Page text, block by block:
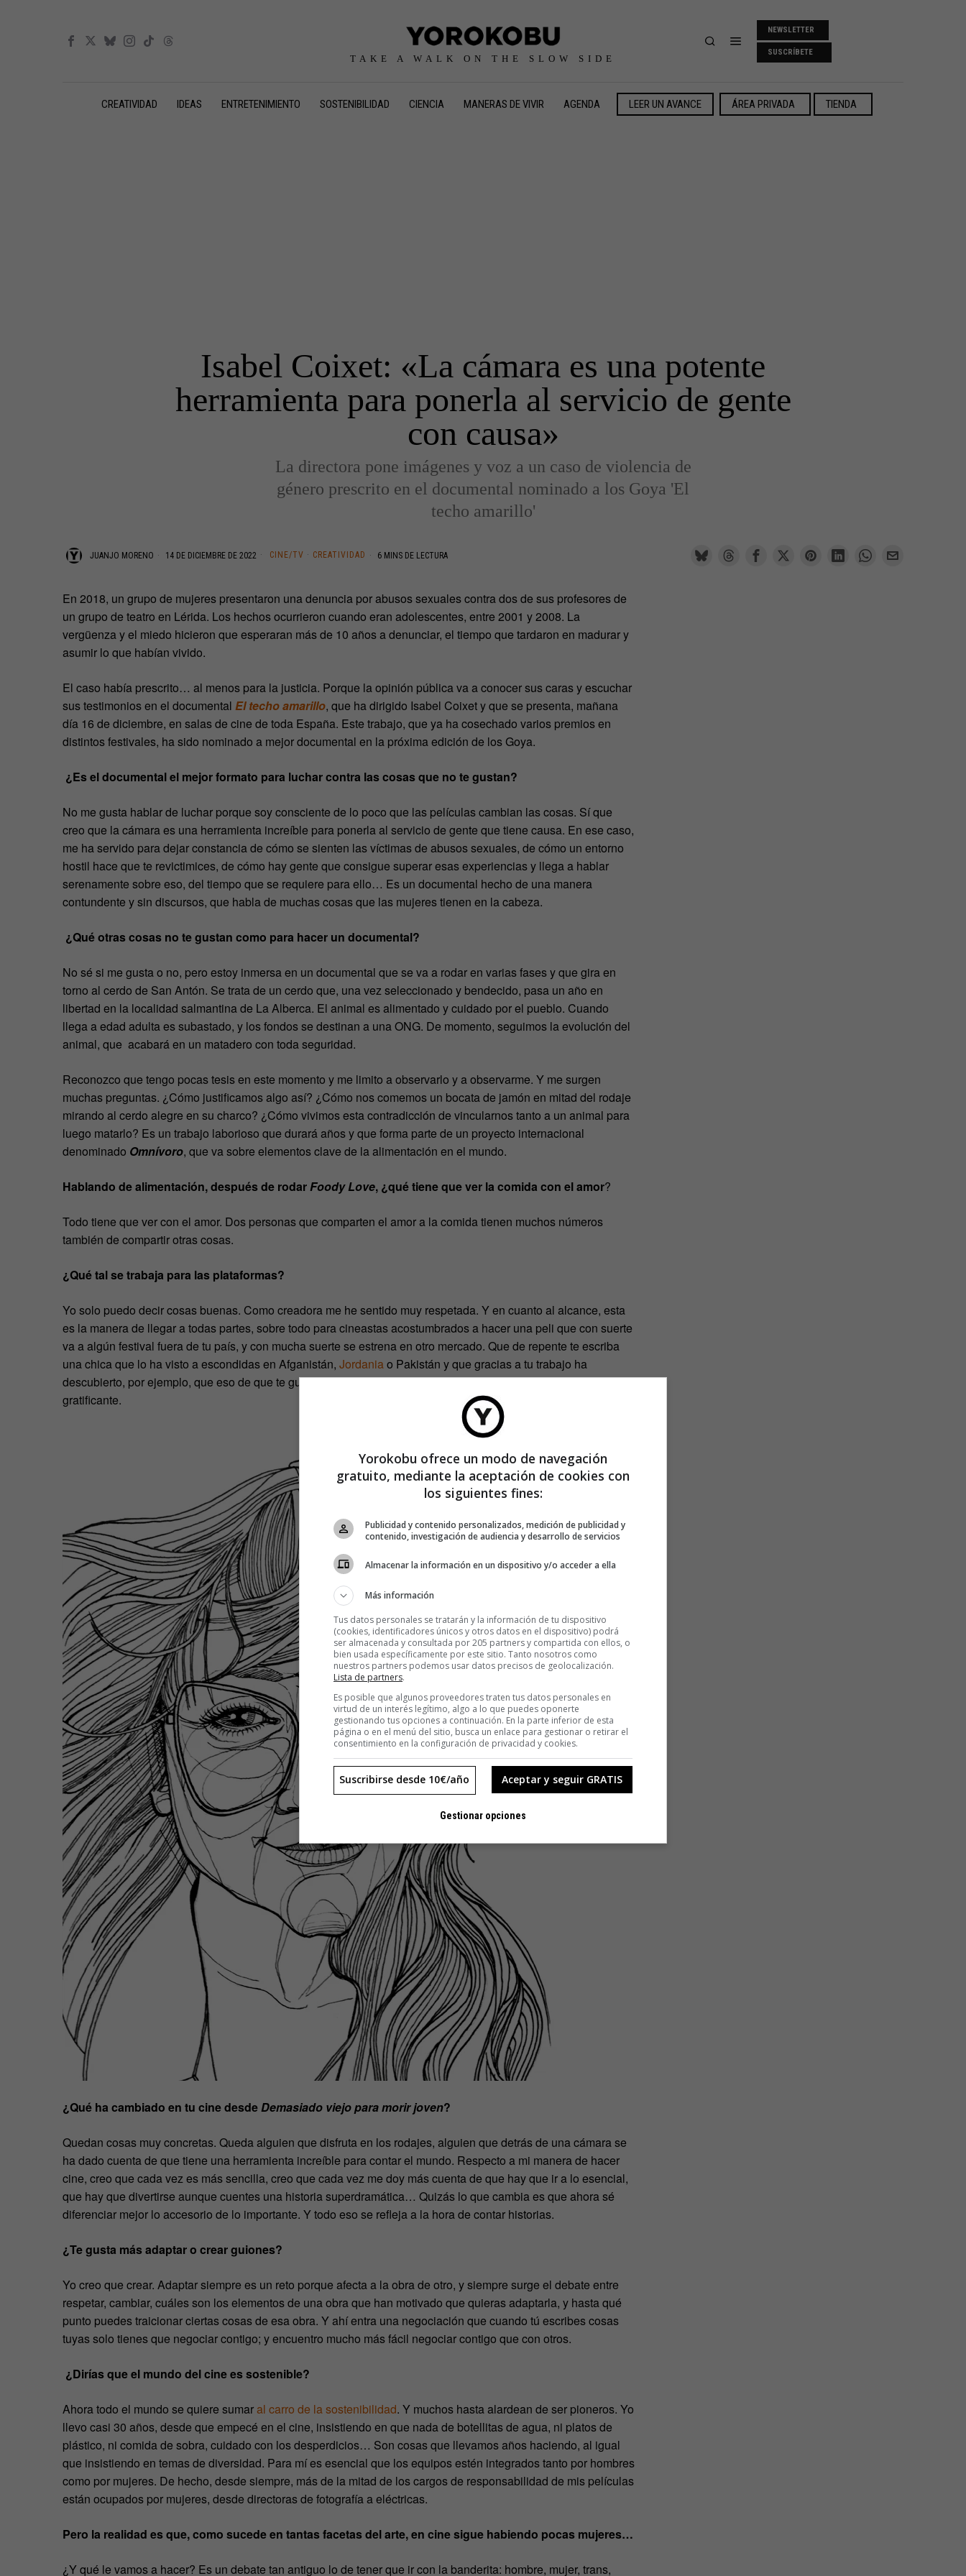
TAKE A WALK ON THE SLOW SIDE
NEWSLETTER
SUSCRÍBETE
CREATIVIDAD IDEAS ENTRETENIMIENTO SOSTENIBILIDAD CIENCIA MANERAS DE VIVIR AGENDA LEER UN AVANCE ÁREA PRIVADA TIENDA
Isabel Coixet: «La cámara es una potente
herramienta para ponerla al servicio de gente
con causa»
La directora pone imágenes y voz a un caso de violencia de
género prescrito en el documental nominado a los Goya 'El
techo amarillo'
JUANJO MORENO 14 DE DICIEMBRE DE 2022 CINE/TV · CREATIVIDAD 6 MINS DE LECTURA
En 2018, un grupo de mujeres presentaron una denuncia por abusos sexuales contra dos de sus profesores de
un grupo de teatro en Lérida. Los hechos ocurrieron cuando eran adolescentes, entre 2001 y 2008. La
vergüenza y el miedo hicieron que esperaran más de 10 años a denunciar, el tiempo que tardaron en madurar y
asumir lo que habían vivido.
El caso había prescrito… al menos para la justicia. Porque la opinión pública va a conocer sus caras y escuchar
sus testimonios en el documental El techo amarillo, que ha dirigido Isabel Coixet y que se presenta, mañana
día 16 de diciembre, en salas de cine de toda España. Este trabajo, que ya ha cosechado varios premios en
distintos festivales, ha sido nominado a mejor documental en la próxima edición de los Goya.
¿Es el documental el mejor formato para luchar contra las cosas que no te gustan?
No me gusta hablar de luchar porque soy consciente de lo poco que las películas cambian las cosas. Sí que
creo que la cámara es una herramienta increíble para ponerla al servicio de gente que tiene causa. En ese caso,
me ha servido para dejar constancia de cómo se sienten las víctimas de abusos sexuales, de cómo un entorno
hostil hace que te revictimices, de cómo hay gente que consigue superar esas experiencias y llega a hablar
serenamente sobre eso, del tiempo que se requiere para ello… Es un documental hecho de una manera
contundente y sin discursos, que habla de muchas cosas que las mujeres tienen en la cabeza.
¿Qué otras cosas no te gustan como para hacer un documental?
No sé si me gusta o no, pero estoy inmersa en un documental que se va a rodar en varias fases y que gira en
torno al cerdo de San Antón. Se trata de un cerdo que, una vez seleccionado y bendecido, pasa un año en
libertad en la localidad salmantina de La Alberca. El animal es alimentado y cuidado por el pueblo. Cuando
llega a edad adulta es subastado, y los fondos se destinan a una ONG. De momento, seguimos la evolución del
animal, que acabará en un matadero con toda seguridad.
Reconozco que tengo pocas tesis en este momento y me limito a observarlo y a observarme. Y me surgen
muchas preguntas. ¿Cómo justificamos algo así? ¿Cómo nos comemos un bocata de jamón en mitad del rodaje
mirando al cerdo alegre en su charco? ¿Cómo vivimos esta contradicción de vincularnos tanto a un animal para
luego matarlo? Es un trabajo laborioso que durará años y que forma parte de un proyecto internacional
denominado Omnívoro, que va sobre elementos clave de la alimentación en el mundo.
Hablando de alimentación, después de rodar Foody Love, ¿qué tiene que ver la comida con el amor?
Todo tiene que ver con el amor. Dos personas que comparten el amor a la comida tienen muchos números
también de compartir otras cosas.
¿Qué tal se trabaja para las plataformas?
Yo solo puedo decir cosas buenas. Como creadora me he sentido muy respetada. Y en cuanto al alcance, esta
es la manera de llegar a todas partes, sobre todo para cineastas acostumbrados a hacer una peli que con suerte
va a algún festival fuera de tu país, y con mucha suerte se estrena en otro mercado. Que de repente te escriba
una chica que lo ha visto a escondidas en Afganistán, Jordania o Pakistán y que gracias a tu trabajo ha
descubierto, por ejemplo, que eso de que te gusten las mujeres es una cosa normal en el mundo es muy
gratificante.
¿Qué ha cambiado en tu cine desde Demasiado viejo para morir joven?
Quedan cosas muy concretas. Queda alguien que disfruta en los rodajes, alguien que detrás de una cámara se
ha dado cuenta de que tiene una herramienta increíble para contar el mundo. Respecto a mi manera de hacer
cine, creo que cada vez es más sencilla, creo que cada vez me doy más cuenta de que hay que ir a lo esencial,
que hay que divertirse aunque cuentes una historia superdramática… Quizás lo que cambia es que ahora sé
diferenciar mejor lo accesorio de lo importante. Y todo eso se refleja a la hora de contar historias.
¿Te gusta más adaptar o crear guiones?
Yo creo que crear. Adaptar siempre es un reto porque afecta a la obra de otro, y siempre surge el debate entre
respetar, cambiar, cuáles son los elementos de una obra que han motivado que quieras adaptarla, y hasta qué
punto puedes traicionar ciertas cosas de esa obra. Y ahí entra una negociación que cuando tú escribes cosas
tuyas solo tienes que negociar contigo; y encuentro mucho más fácil negociar contigo que con otros.
¿Dirías que el mundo del cine es sostenible?
Ahora todo el mundo se quiere sumaral carro de la sostenibilidad. Y muchos hasta alardean de ser pioneros. Yo
llevo casi 30 años, desde que empecé en el cine, insistiendo en que nada de botellitas de agua, ni platos de
plástico, ni comida de sobra, cuidado con los desperdicios… Son cosas que llevamos años haciendo, al igual
que insistiendo en temas de diversidad. Para mí es esencial que los equipos estén integrados tanto por hombres
como por mujeres. De hecho, desde siempre, más de la mitad de los cargos de responsabilidad de mis películas
están ocupados por mujeres, desde directoras de fotografía a eléctricas.
Pero la realidad es que, como sucede en tantas facetas del arte, en cine sigue habiendo pocas mujeres…
¿Y qué le vamos a hacer? Es un debate tan antiguo lo de tener que ir con la banderita: hombre, mujer, trans,
Yorokobu ofrece un modo de navegación
gratuito, mediante la aceptación de cookies con
los siguientes fines:
Publicidad y contenido personalizados, medición de publicidad y
contenido, investigación de audiencia y desarrollo de servicios
Almacenar la información en un dispositivo y/o acceder a ella
Más información
Tus datos personales se tratarán y la información de tu dispositivo
(cookies, identificadores únicos y otros datos en el dispositivo) podrá
ser almacenada y consultada por 205 partners y compartida con ellos, o
bien usada específicamente por este sitio. Tanto nosotros como
nuestros partners podemos usar datos precisos de geolocalización.
Lista de partners.
Es posible que algunos proveedores traten tus datos personales en
virtud de un interés legítimo, algo a lo que puedes oponerte
gestionando tus opciones a continuación. En la parte inferior de esta
página o en el menú del sitio, busca un enlace para gestionar o retirar el
consentimiento en la configuración de privacidad y cookies.
Aceptar y seguir GRATIS
Suscribirse desde 10€/año
Gestionar opciones